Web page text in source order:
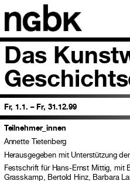
Das
Fr, 1.1. – Fr, 31.12.99
Teilnehmer_innen
Annette Tietenberg
Herausgegeben mit Unterstützung
Festschrift für Hans-Ernst Mittig, mit
Grasskamp, Bertold Hinz, Barbara